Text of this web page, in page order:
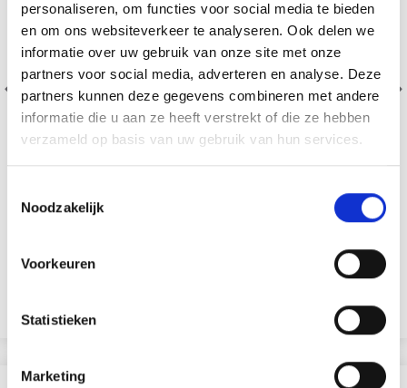
personaliseren, om functies voor social media te bieden
en om ons websiteverkeer te analyseren. Ook delen we
informatie over uw gebruik van onze site met onze
partners voor social media, adverteren en analyse. Deze
partners kunnen deze gegevens combineren met andere
informatie die u aan ze heeft verstrekt of die ze hebben
verzameld op basis van uw gebruik van hun services.
Noodzakelijk
Voorkeuren
Statistieken
Marketing